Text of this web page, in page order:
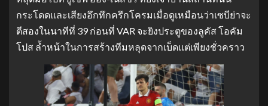
กระโดดและเสียงอึกทึกครึกโครมเมื่อดูเหมือนว่าเซบีย่าจะ
ตีสองในนาทีที่ 39 ก่อนที่ VAR จะยิงประตูของลูคัส โอคัม
โปส ล้ำหน้าในการสร้างทีมหลุดจากเบ็ดแต่เพียงชั่วคราว